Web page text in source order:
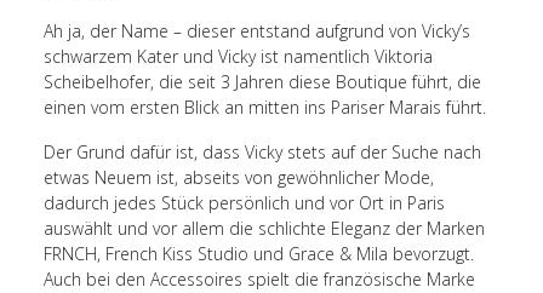
Ah ja, der Name – dieser entstand aufgrund von Vicky’s
schwarzem Kater und Vicky ist namentlich Viktoria
Scheibelhofer, die seit 3 Jahren diese Boutique führt, die
einen vom ersten Blick an mitten ins Pariser Marais führt.
Der Grund dafür ist, dass Vicky stets auf der Suche nach
etwas Neuem ist, abseits von gewöhnlicher Mode,
dadurch jedes Stück persönlich und vor Ort in Paris
auswählt und vor allem die schlichte Eleganz der Marken
FRNCH, French Kiss Studio und Grace & Mila bevorzugt.
Auch bei den Accessoires spielt die französische Marke